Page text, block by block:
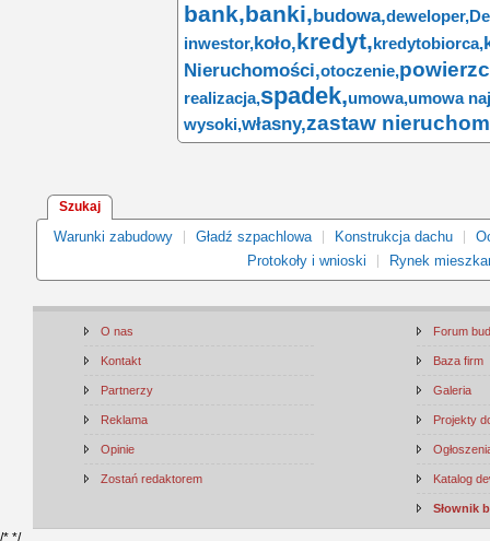
bank,banki, budowa,deweloper,
inwestor,koło,kredyt,kredytobiorca,
Nieruchomości,otoczenie,
realizacja,spadek,umowa,umowa
wysoki,własny,zastaw
Szukaj
Warunki zabudowy Gładź szpachlowa Konstrukcja dachu
Protokoły i wnioski
Rynek
O nas
Kontakt
Partnerzy
Reklama
Opinie
Zostań redaktorem
Forum
Baza firm
Galeria
Projekty
Katalog
Słownik
/* */